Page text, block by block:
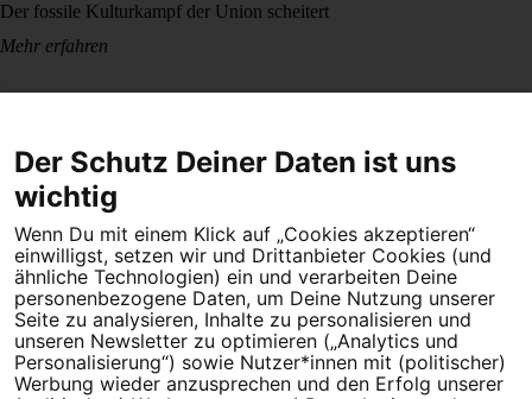
Der fossile Kulturkampf der Union scheitert
Mehr erfahren
Dein Engagement macht den Unterschied. Schließe Dich 4,5
Millionen Menschen an.
Newsletter bestellen
Der Schutz Deiner Daten ist uns
wichtig
Wenn Du mit einem Klick auf „Cookies akzeptieren“
einwilligst, setzen wir und Drittanbieter Cookies (und
ähnliche Technologien) ein und verarbeiten Deine
personenbezogene Daten, um Deine Nutzung unserer
Seite zu analysieren, Inhalte zu personalisieren und
unseren Newsletter zu optimieren („Analytics und
Personalisierung“) sowie Nutzer*innen mit (politischer)
Werbung wieder anzusprechen und den Erfolg unserer